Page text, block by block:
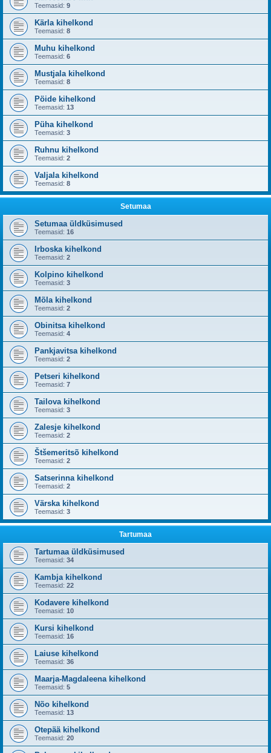
Teemasid: 9
Kärla kihelkond
Teemasid: 8
Muhu kihelkond
Teemasid: 6
Mustjala kihelkond
Teemasid: 8
Pöide kihelkond
Teemasid: 13
Püha kihelkond
Teemasid: 3
Ruhnu kihelkond
Teemasid: 2
Valjala kihelkond
Teemasid: 8
Setumaa
Setumaa üldküsimused
Teemasid: 16
Irboska kihelkond
Teemasid: 2
Kolpino kihelkond
Teemasid: 3
Mõla kihelkond
Teemasid: 2
Obinitsa kihelkond
Teemasid: 4
Pankjavitsa kihelkond
Teemasid: 2
Petseri kihelkond
Teemasid: 7
Tailova kihelkond
Teemasid: 3
Zalesje kihelkond
Teemasid: 2
Štšemeritsõ kihelkond
Teemasid: 2
Satserinna kihelkond
Teemasid: 2
Värska kihelkond
Teemasid: 3
Tartumaa
Tartumaa üldküsimused
Teemasid: 34
Kambja kihelkond
Teemasid: 22
Kodavere kihelkond
Teemasid: 10
Kursi kihelkond
Teemasid: 16
Laiuse kihelkond
Teemasid: 36
Maarja-Magdaleena kihelkond
Teemasid: 5
Nõo kihelkond
Teemasid: 13
Otepää kihelkond
Teemasid: 20